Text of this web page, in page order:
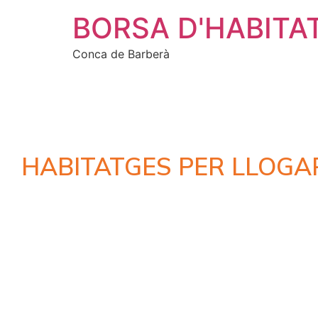
BORSA
Conca de Barberà
HABITATGES PER